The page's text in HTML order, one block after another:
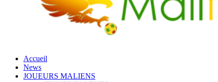
Accueil
News
JOUEURS MALIENS